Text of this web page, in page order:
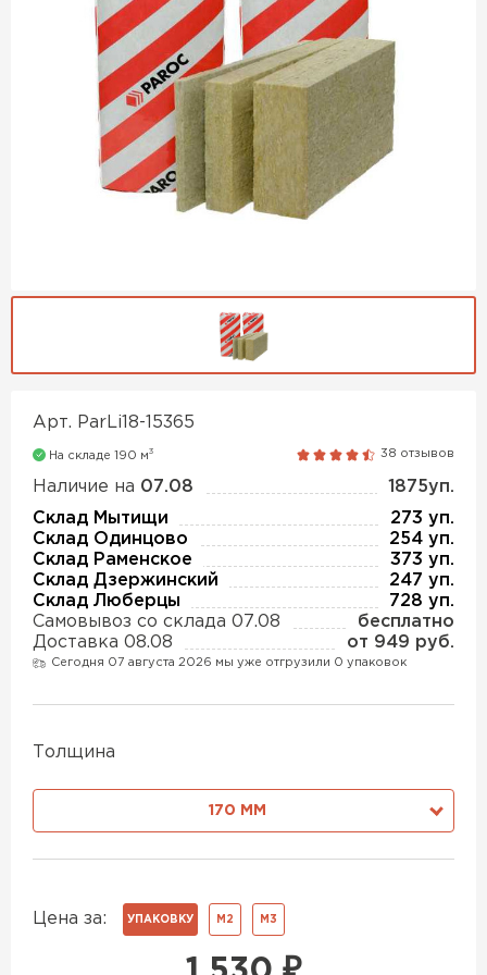
Арт. ParLi18-15365
На складе 190 м3 38 отзывов
Наличие на 07.08
1875уп.
Склад Мытищи
273 уп.
Склад Одинцово
254 уп.
Склад Раменское
373 уп.
Склад Дзержинский
247 уп.
Склад Люберцы
728 уп.
Самовывоз со склада 07.08
бесплатно
Доставка 08.08
от 949 руб.
Сегодня 07 августа 2026 мы уже отгрузили 0 упаковок
Толщина
170 ММ
Цена за: УПАКОВКУ М2 М3
Утеплитель MasterPLEX
ПЕРЕЙТИ
Утеплитель Дирок
ПЕРЕЙТИ
Утеплитель Тизол
ПЕРЕЙТИ
Утеплитель Изотек
ПЕРЕЙТИ
Утеплитель Ruspanel
ПЕРЕЙТИ
ПЕРЕЙТИ
Утеплитель Isover
Утеплитель Урса
Утеплитель Isoroc
Утеплитель Paroc
Утеплитель Изомин
Утеплитель Юматекс
Утеплитель Теплекс
Утеплитель Эковер
Утеплитель Белтеп
Утеплитель Тизол